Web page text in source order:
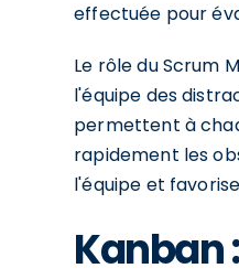
effectuée pour
Le rôle du Scrum
l'équipe des
permettent à
rapidement les
l'équipe et
Kanban